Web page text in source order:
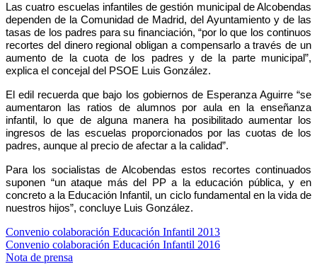
Las cuatro escuelas infantiles de gestión municipal de Alcobendas
dependen de la Comunidad de Madrid, del Ayuntamiento y de las
tasas de los padres para su financiación, “por lo que los continuos
recortes del dinero regional obligan a compensarlo a través de un
aumento de la cuota de los padres y de la parte municipal”,
explica el concejal del PSOE Luis González.
El edil recuerda que bajo los gobiernos de Esperanza Aguirre “se
aumentaron las ratios de alumnos por aula en la enseñanza
infantil, lo que de alguna manera ha posibilitado aumentar los
ingresos de las escuelas proporcionados por las cuotas de los
padres, aunque al precio de afectar a la calidad”.
Para los socialistas de Alcobendas estos recortes continuados
suponen “un ataque más del PP a la educación pública, y en
concreto a la Educación Infantil, un ciclo fundamental en la vida de
nuestros hijos”, concluye Luis González.
Convenio colaboración Educación Infantil 2013
Convenio colaboración Educación Infantil 2016
Nota de prensa